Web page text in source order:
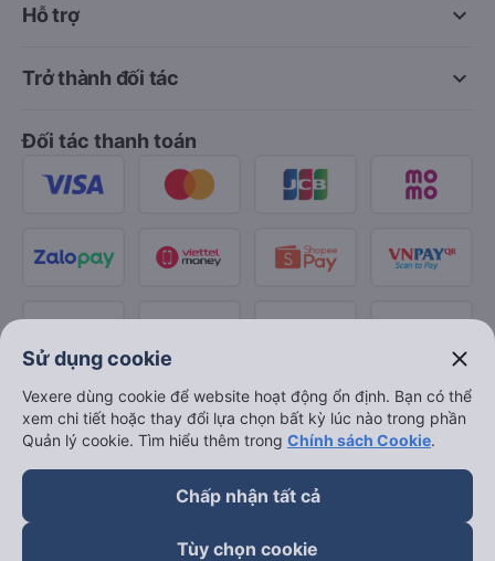
keyboard_arrow_down
Hỗ trợ
keyboard_arrow_down
Trở thành đối tác
Đối tác thanh toán
Sử dụng cookie close
Vexere dùng cookie để website hoạt động ổn định. Bạn có thể
xem chi tiết hoặc thay đổi lựa chọn bất kỳ lúc nào trong phần
Quản lý cookie. Tìm hiểu thêm trong Chính sách Cookie.
Chấp nhận tất cả
Tùy chọn cookie